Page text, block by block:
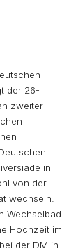
der 26-
zweiter
in
von der
wechseln.
Wechselbad
Hochzeit im
der DM in